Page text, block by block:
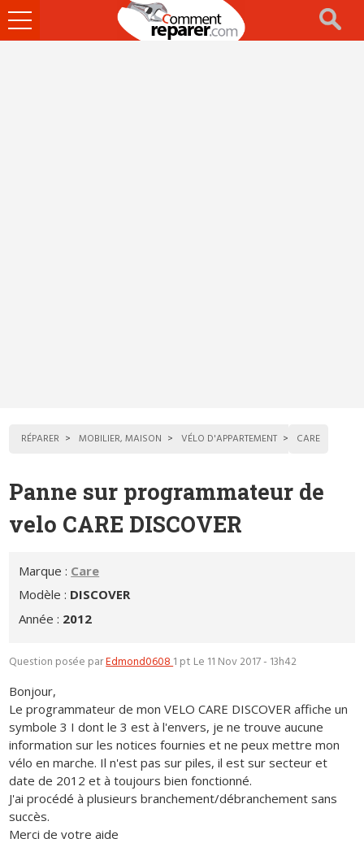
Ouvrir
le
RÉPARER MOBILIER, MAISON VÉLO D'APPARTEMENT CARE
Panne sur programmateur de
velo CARE DISCOVER
Marque : Care
Modèle : DISCOVER
Année : 2012
Question posée parEdmond06081 pt Le 11 Nov 2017 - 13h42
Bonjour,
Le programmateur de mon VELO CARE DISCOVER affiche un
symbole 3 I dont le 3 est à l'envers, je ne trouve aucune
information sur les notices fournies et ne peux mettre mon
vélo en marche. Il n'est pas sur piles, il est sur secteur et
date de 2012 et à toujours bien fonctionné.
J'ai procédé à plusieurs branchement/débranchement sans
succès.
Merci de votre aide